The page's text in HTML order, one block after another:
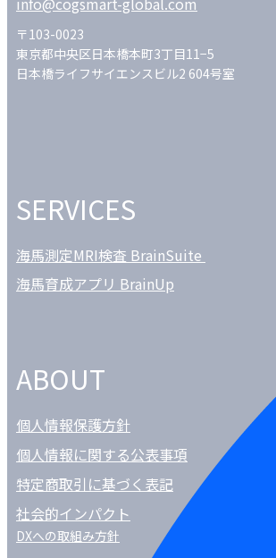
〒103-0023
東京都中央区日本橋本町3丁目11−5
日本橋ライフサイエンスビル2 604号室
SERVICES
海馬測定MRI検査 BrainSuite
海馬育成アプリ BrainUp
ABOUT
個人情報保護方針
個人情報に関する公表事項
特定商取引に基づく表記
社会的インパクト
DXへの取組み方針